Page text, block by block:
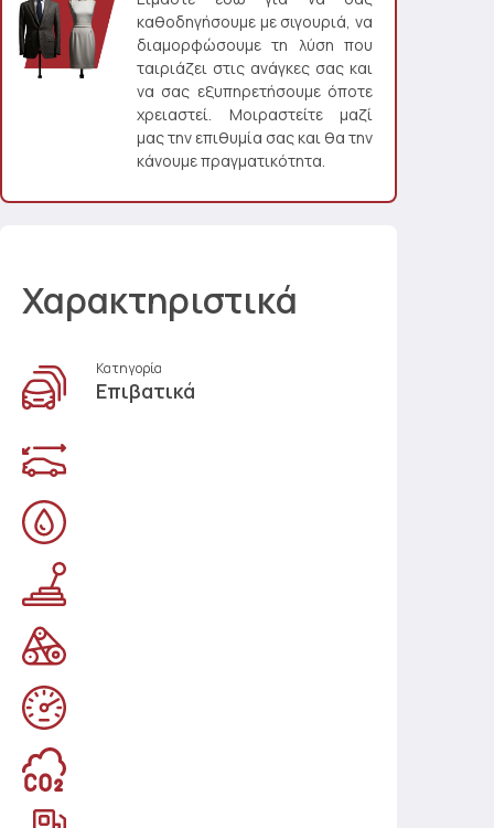
καθοδηγήσουμε με σιγουριά, να
διαμορφώσουμε τη λύση που
ταιριάζει στις ανάγκες σας και
να σας εξυπηρετήσουμε όποτε
χρειαστεί. Μοιραστείτε μαζί
μας την επιθυμία σας και θα την
κάνουμε πραγματικότητα.
Χαρακτηριστικά
Κατηγορία
Επιβατικά